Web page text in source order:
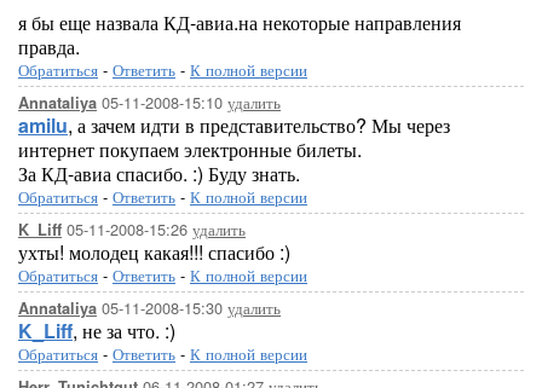
я бы еще назвала КД-авиа.на некоторые направления
правда.
Обратиться - Ответить - К полной версии
Annataliya 05-11-2008-15:10 удалить
amilu, а зачем идти в представительство? Мы через
интернет покупаем электронные билеты.
За КД-авиа спасибо. :) Буду знать.
Обратиться - Ответить - К полной версии
K_Liff 05-11-2008-15:26 удалить
ухты! молодец какая!!! спасибо :)
Обратиться - Ответить - К полной версии
Annataliya 05-11-2008-15:30 удалить
K_Liff, не за что. :)
Обратиться - Ответить - К полной версии